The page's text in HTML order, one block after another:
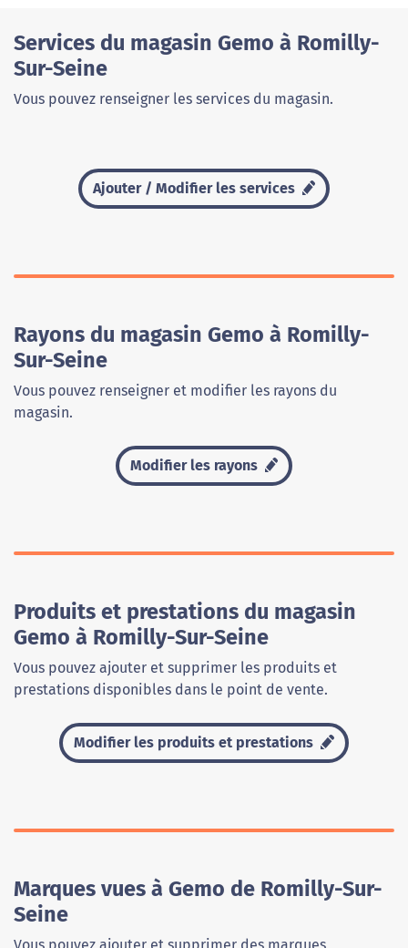
Services du magasin Gemo à Romilly-
Sur-Seine
Vous pouvez renseigner les services du magasin.
Ajouter / Modifier les services
Rayons du magasin Gemo à Romilly-
Sur-Seine
Vous pouvez renseigner et modifier les rayons du
magasin.
Modifier les rayons
Produits et prestations du magasin
Gemo à Romilly-Sur-Seine
Vous pouvez ajouter et supprimer les produits et
prestations disponibles dans le point de vente.
Modifier les produits et prestations
Marques vues à Gemo de Romilly-Sur-
Seine